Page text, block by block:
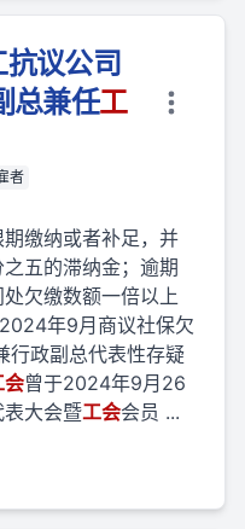
议公司
总兼任工
者
缴纳或者补足，并
五的滞纳金；逾期
欠缴数额一倍以上
2024年9月商议社保欠
行政副总代表性存疑
会曾于2024年9月26
表大会暨工会会员 ...